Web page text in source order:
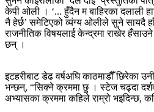
केपी ओली । ‘... हुँदैन म बाहिरका दलाली
नै हेर्छ’ समेटिएको व्यंग्य ओलीले सुने सायदै
राजनीतिक विषयलाई केन्द्रमा राखेर हँसाउने
छन् ।
इटहरीबाट डेढ वर्षअघि काठमाडौँ छिरेका
भन्छन्, “सिक्ने क्रममा छु । स्टेज चढ्दा
अभ्यासका क्रममा कहिले राम्रो भइदिन्छ,